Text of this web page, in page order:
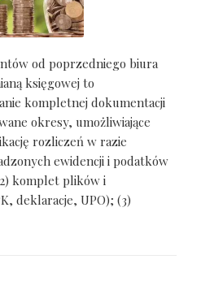
od poprzedniego biura
księgowej to
kompletnej dokumentacji
okresy, umożliwiające
rozliczeń w razie
ewidencji i podatków
komplet plików i
deklaracje, UPO); (3)